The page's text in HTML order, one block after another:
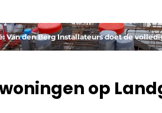
Van den Berg Installateurs doet de
op